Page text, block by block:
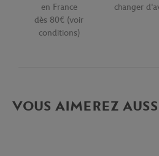
en France
dès 80€ (voir
conditions)
changer
VOUS AIMEREZ